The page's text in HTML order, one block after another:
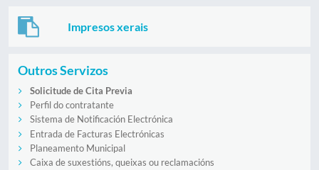
Impresos xerais
Outros Servizos
Solicitude de Cita Previa
Perfil do contratante
Sistema de Notificación Electrónica
Entrada de Facturas Electrónicas
Planeamento Municipal
Caixa de suxestións, queixas ou reclamacións